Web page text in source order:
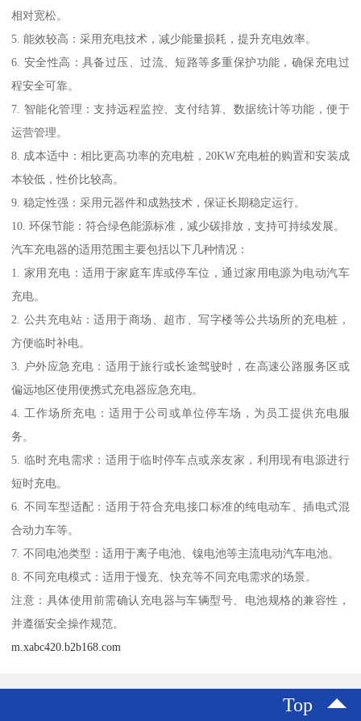
相对宽松。
5. 能效较高：采用充电技术，减少能量损耗，提升充电效率。
6. 安全性高：具备过压、过流、短路等多重保护功能，确保充电过
程安全可靠。
7. 智能化管理：支持远程监控、支付结算、数据统计等功能，便于
运营管理。
8. 成本适中：相比更高功率的充电桩，20KW充电桩的购置和安装成
本较低，性价比较高。
9. 稳定性强：采用元器件和成熟技术，保证长期稳定运行。
10. 环保节能：符合绿色能源标准，减少碳排放，支持可持续发展。
汽车充电器的适用范围主要包括以下几种情况：
1. 家用充电：适用于家庭车库或停车位，通过家用电源为电动汽车
充电。
2. 公共充电站：适用于商场、超市、写字楼等公共场所的充电桩，
方便临时补电。
3. 户外应急充电：适用于旅行或长途驾驶时，在高速公路服务区或
偏远地区使用便携式充电器应急充电。
4. 工作场所充电：适用于公司或单位停车场，为员工提供充电服
务。
5. 临时充电需求：适用于临时停车点或亲友家，利用现有电源进行
短时充电。
6. 不同车型适配：适用于符合充电接口标准的纯电动车、插电式混
合动力车等。
7. 不同电池类型：适用于离子电池、镍电池等主流电动汽车电池。
8. 不同充电模式：适用于慢充、快充等不同充电需求的场景。
注意：具体使用前需确认充电器与车辆型号、电池规格的兼容性，
并遵循安全操作规范。
m.xabc420.b2b168.com
Top